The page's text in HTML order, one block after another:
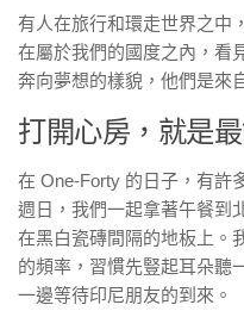
有人在旅行和環走世界之中
在屬於我們的國度之內，看
奔向夢想的樣貌，他們是來
打開心房，就是
在 One-Forty 的日子，有許
週日，我們一起拿著午餐到
在黑白瓷磚間隔的地板上。
的頻率，習慣先豎起耳朵聽
一邊等待印尼朋友的到來。